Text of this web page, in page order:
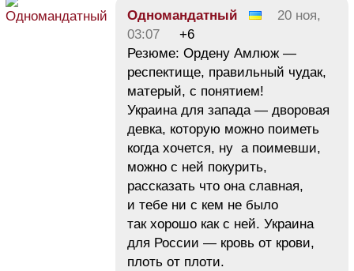
Одномандатный
20 ноя,
03:07
+6
Резюме: Ордену Амлюж —
респектище, правильный чудак,
матерый, с понятием!
Украина для запада — дворовая
девка, которую можно поиметь
когда хочется, ну а поимевши,
можно с ней покурить,
рассказать что она славная,
и тебе ни с кем не было
так хорошо как с ней. Украина
для России — кровь от крови,
плоть от плоти.